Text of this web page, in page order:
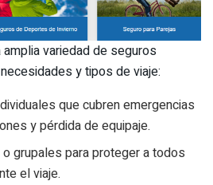
variedad de seguros
y tipos de viaje:
que cubren emergencias
y pérdida de equipaje.
grupales para proteger a todos
el viaje.